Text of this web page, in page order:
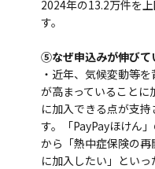
2024年の13.2万件を
す。
⑤なぜ申込みが伸びて
・近年、気候変動等
が高まっていること
に加入できる点が支
す。「PayPayほけん
から「熱中症保険の
に加入したい」といっ